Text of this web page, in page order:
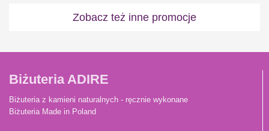
Zobacz też inne promocje
Biżuteria ADIRE
Biżuteria z kamieni naturalnych - ręcznie wykonane
Biżuteria Made in Poland